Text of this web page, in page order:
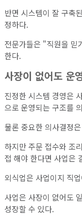
반면 시스템이 잘 구축
정하다.
전문가들은 "직원을 믿
한다.
사장이 없어도 운
진정한 시스템 경영은
으로 운영되는 구조를
물론 중요한 의사결정
하지만 주문 접수와 조
접 해야 한다면 사업은
외식업은 사업이지 직
사업은 사장이 없어도
성장할 수 있다.